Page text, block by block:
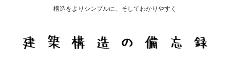
構造をよりシンプルに、そしてわかりやすく